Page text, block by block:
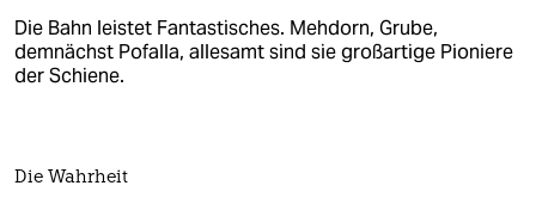
Die Bahn leistet Fantastisches. Mehdorn, Grube,
demnächst Pofalla, allesamt sind sie großartige Pioniere
der Schiene.
Die Wahrheit